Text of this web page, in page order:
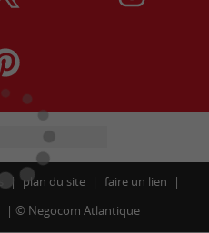
plan du site
faire un lien
© Negocom Atlantique